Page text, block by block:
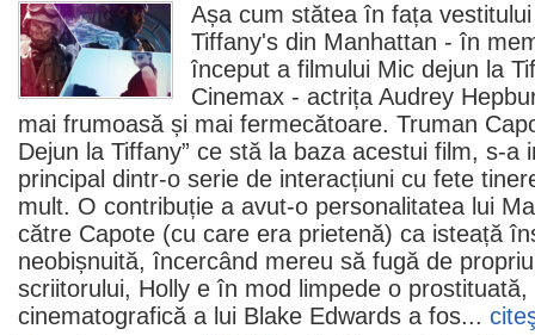
Așa cum stătea în fața
Tiffany's din Manhattan - în
început a filmului Mic dejun la
Cinemax - actrița Audrey
mai frumoasă și mai fermecătoare. Truman
Dejun la Tiffany” ce stă la baza acestui film, s-a
principal dintr-o serie de interacțiuni cu fete
mult. O contribuție a avut-o personalitatea lui
către Capote (cu care era prietenă) ca isteață
neobișnuită, încercând mereu să fugă de
scriitorului, Holly e în mod limpede o
cinematografică a lui Blake Edwards a fos...